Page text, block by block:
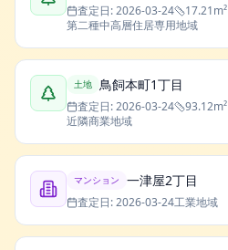
査定日:2026-03-24 17.21m²
第二種中高層住居専用地域
土地 鳥飼本町1丁目
査定日:2026-03-24 93.12m²
近隣商業地域
マンション 一津屋2丁目
査定日:2026-03-24工業地域